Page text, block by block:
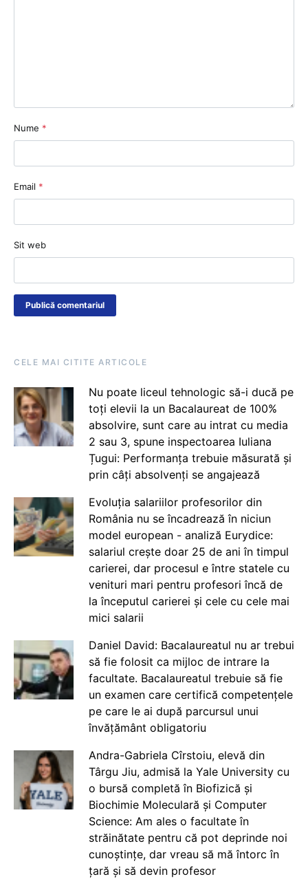
Nume *
Email *
Sit web
CELE MAI CITITE ARTICOLE
Nu poate liceul tehnologic să-i ducă pe
toți elevii la un Bacalaureat de 100%
absolvire, sunt care au intrat cu media
2 sau 3, spune inspectoarea Iuliana
Țugui: Performanța trebuie măsurată și
prin câți absolvenți se angajează
Evoluția salariilor profesorilor din
România nu se încadrează în niciun
model european - analiză Eurydice:
salariul crește doar 25 de ani în timpul
carierei, dar procesul e între statele cu
venituri mari pentru profesori încă de
la începutul carierei și cele cu cele mai
mici salarii
Daniel David: Bacalaureatul nu ar trebui
să fie folosit ca mijloc de intrare la
facultate. Bacalaureatul trebuie să fie
un examen care certifică competențele
pe care le ai după parcursul unui
învățământ obligatoriu
Andra-Gabriela Cîrstoiu, elevă din
Târgu Jiu, admisă la Yale University cu
o bursă completă în Biofizică și
Biochimie Moleculară și Computer
Science: Am ales o facultate în
străinătate pentru că pot deprinde noi
cunoștințe, dar vreau să mă întorc în
țară și să devin profesor